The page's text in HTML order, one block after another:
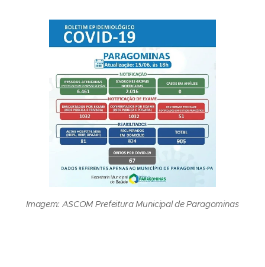
Imagem: ASCOM Prefeitura Municipal de Paragominas